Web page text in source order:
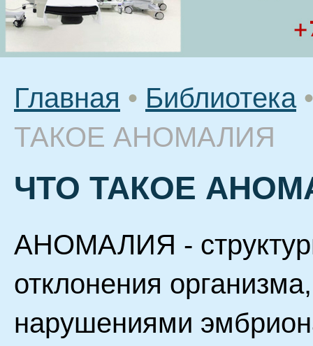
Главная • Библиотека •
ТАКОЕ АНОМАЛИЯ
ЧТО ТАКОЕ
АНОМАЛИЯ -
отклонения
нарушениями